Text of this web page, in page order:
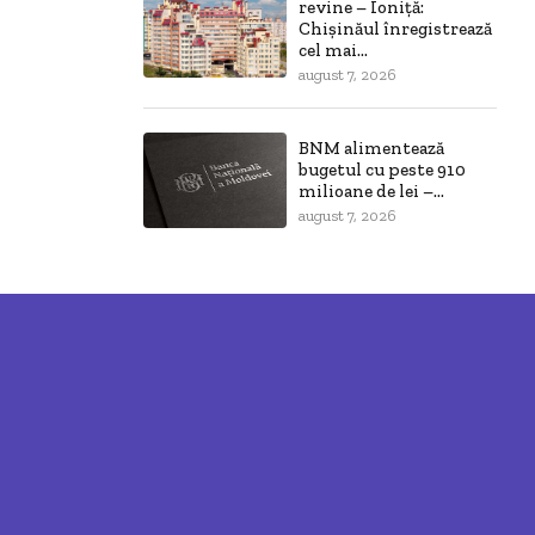
revine – Ioniță:
Chișinăul înregistrează
cel mai...
august 7, 2026
BNM alimentează
bugetul cu peste 910
milioane de lei –...
august 7, 2026